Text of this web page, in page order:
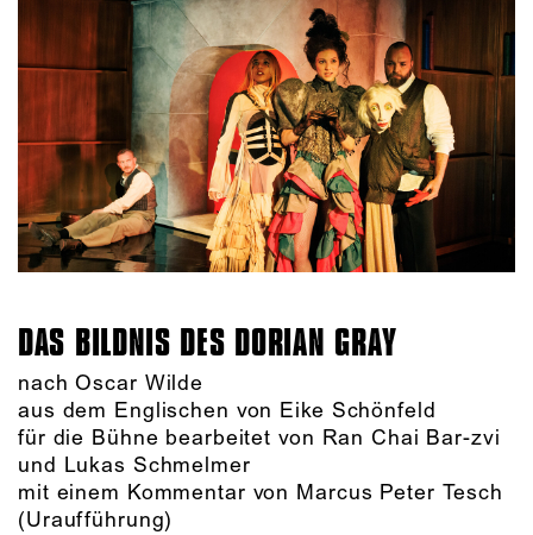
DAS BILDNIS DES DORIAN GRAY
nach Oscar Wilde
aus dem Englischen von Eike Schönfeld
für die Bühne bearbeitet von Ran Chai Bar-zvi
und Lukas Schmelmer
mit einem Kommentar von Marcus Peter Tesch
(Uraufführung)